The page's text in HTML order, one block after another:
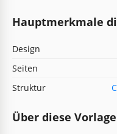
Hauptmerkmale
Design
Seiten
Struktur
Über diese Vorlage